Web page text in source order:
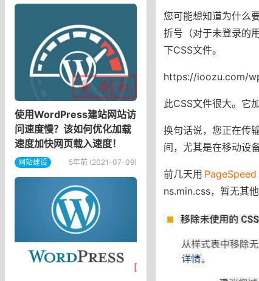
使用WordPress建站网站访
问速度慢？该如何优化加载
速度加快网页载入速度！
网站建设 5年前 (2021-07-09)
您可能想知道为什么
折号（对于未登录的
下CSS文件。
https://ioozu.com/
此CSS文件很大。它
换句话说，您正在传
间，尤其是在移动设
前几天用
ns.min.css，暂无其他